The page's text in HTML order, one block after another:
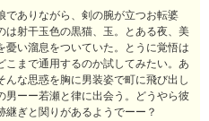
でありながら、剣の腕が立つお転婆
は射干玉色の黒猫、玉。とある夜、美
い溜息をついていた。とうに覚悟は
まで通用するのか試してみたい。あ
な思惑を胸に男装姿で町に飛び出し
男ーー若瀬と律に出会う。どうやら彼
継ぎと関りがあるようでーー？